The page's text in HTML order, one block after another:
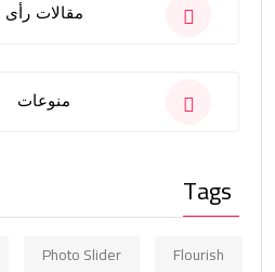
مقالات رأى
منوعات
Tags
Flourish
Photo Slider